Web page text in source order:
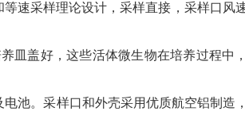
速采样理论设计，采样直接，采样口风
皿盖好，这些活体微生物在培养过程中
池。采样口和外壳采用优质航空铝制造